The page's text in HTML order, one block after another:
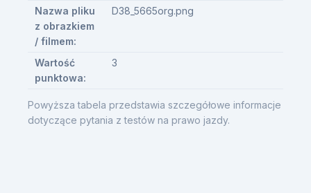
Powyższa tabela przedstawia szczegółowe informacje
dotyczące pytania z testów na prawo jazdy.
Nazwa pliku
z obrazkiem
/ filmem:
D38_5665org.png
Wartość
punktowa:
3